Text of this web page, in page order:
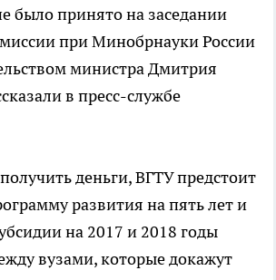
было принято на заседании
при Минобрнауки России
министра Дмитрия
в пресс-службе
деньги, ВГТУ предстоит
развития на пять лет и
на 2017 и 2018 годы
вузами, которые докажут